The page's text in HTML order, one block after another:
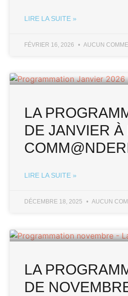
LIRE LA SUITE »
FÉVRIER 16, 2026 AUCUN
LA
DE JANVIER À
LIRE LA SUITE »
DÉCEMBRE 18, 2025 AUCUN
LA
DE